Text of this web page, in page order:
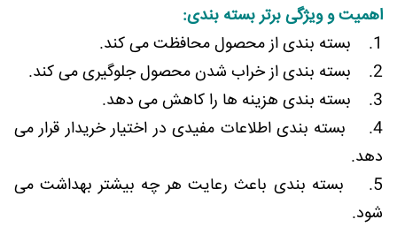
اهمیت و ویژگی برتر بسته بندی:
1. بسته بندی از محصول محافظت می کند.
2. بسته بندی از خراب شدن محصول جلوگیری می کند.
3. بسته بندی هزینه ها را کاهش می دهد.
4. بسته بندی اطلاعات مفیدی در اختیار خریدار قرار می
دهد.
5. بسته بندی باعث رعایت هر چه بیشتر بهداشت می
شود.